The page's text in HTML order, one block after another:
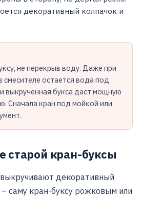
декоративный колпачок и
не перекрыв воду. Даже при
смесителе остается вода под
выкрученная букса даст мощную
Сначала кран под мойкой или
старой кран-буксы
выкручивают декоративный
саму кран-буксу рожковым или